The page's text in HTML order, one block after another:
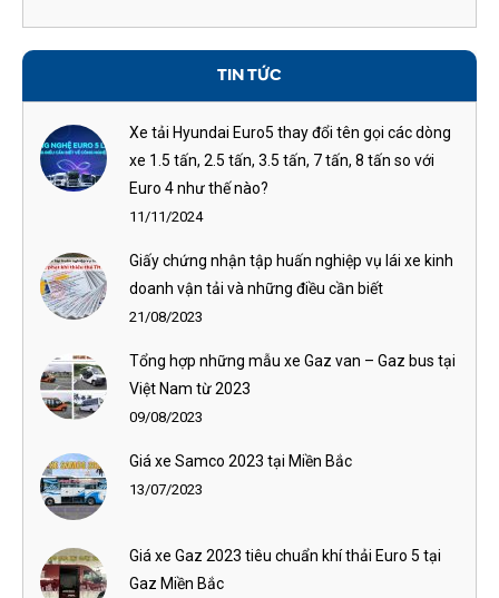
TIN TỨC
Xe tải Hyundai Euro5 thay đổi tên gọi các dòng
xe 1.5 tấn, 2.5 tấn, 3.5 tấn, 7 tấn, 8 tấn so với
Euro 4 như thế nào?
11/11/2024
Giấy chứng nhận tập huấn nghiệp vụ lái xe kinh
doanh vận tải và những điều cần biết
21/08/2023
Tổng hợp những mẫu xe Gaz van – Gaz bus tại
Việt Nam từ 2023
09/08/2023
Giá xe Samco 2023 tại Miền Bắc
13/07/2023
Giá xe Gaz 2023 tiêu chuẩn khí thải Euro 5 tại
Gaz Miền Bắc